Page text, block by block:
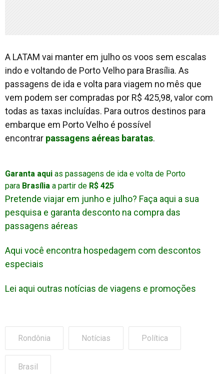
A LATAM vai manter em julho os voos sem escalas
indo e voltando de Porto Velho para Brasília. As
passagens de ida e volta para viagem no mês que
vem podem ser compradas por R$ 425,98, valor com
todas as taxas incluídas. Para outros destinos para
embarque em Porto Velho é possível
encontrar passagens aéreas baratas.
Garanta aqui as passagens de ida e volta de Porto
para Brasília a partir de R$ 425
Pretende viajar em junho e julho? Faça aqui a sua
pesquisa e garanta desconto na compra das
passagens aéreas
Aqui você encontra hospedagem com descontos
especiais
Lei aqui outras notícias de viagens e promoções
Rondônia Notícias Política
Brasil